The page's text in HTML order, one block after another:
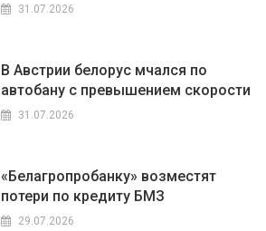
31.07.2026
В Австрии белорус мчался по
автобану с превышением скорости
31.07.2026
«Белагропробанку» возместят
потери по кредиту БМЗ
29.07.2026